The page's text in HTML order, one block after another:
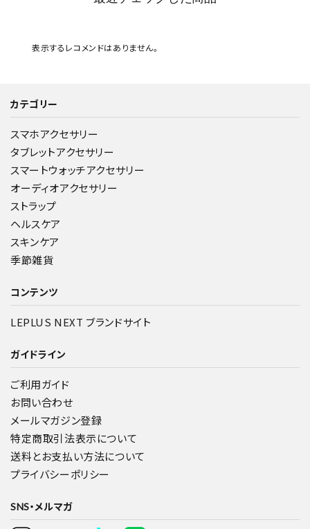
表示するレコメンドはありません。
カテゴリー
スマホアクセサリー
タブレットアクセサリー
スマートウォッチアクセサリー
オーディオアクセサリー
ストラップ
ヘルスケア
スキンケア
季節雑貨
コンテンツ
LEPLUS NEXT ブランドサイト
ガイドライン
ご利用ガイド
お問い合わせ
メールマガジン登録
特定商取引法表示について
送料とお支払い方法について
プライバシーポリシー
SNS・メルマガ